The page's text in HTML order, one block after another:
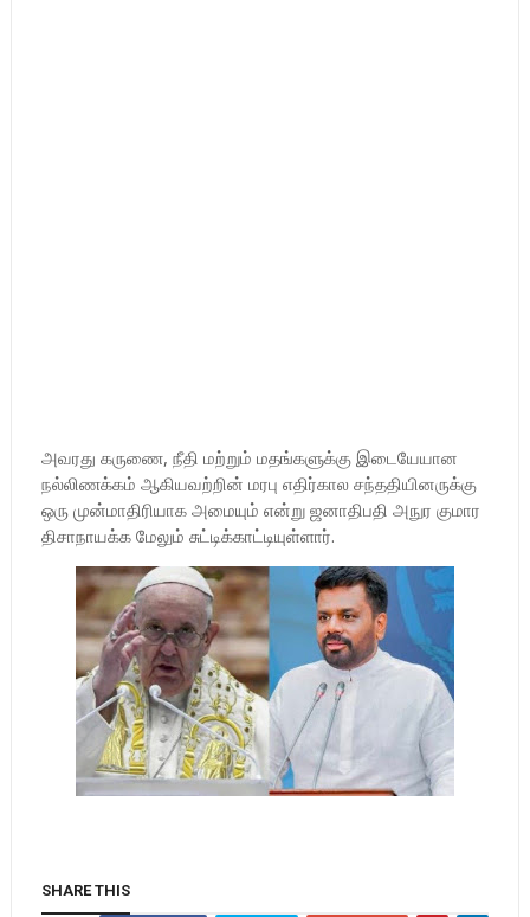
அவரது கருணை, நீதி மற்றும் மதங்களுக்கு இடையேயான
நல்லிணக்கம் ஆகியவற்றின் மரபு எதிர்கால சந்ததியினருக்கு
ஒரு முன்மாதிரியாக அமையும் என்று ஜனாதிபதி அநுர குமார
திசாநாயக்க மேலும் சுட்டிக்காட்டியுள்ளார்.
SHARE THIS